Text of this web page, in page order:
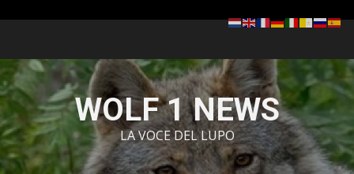
springen
WOLF 1 NEWS
LA VOCE DEL LUPO